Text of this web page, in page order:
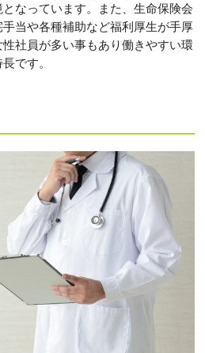
なっています。また、生命保険会
当や各種補助など福利厚生が手厚
社員が多い事もあり働きやすい環
です。